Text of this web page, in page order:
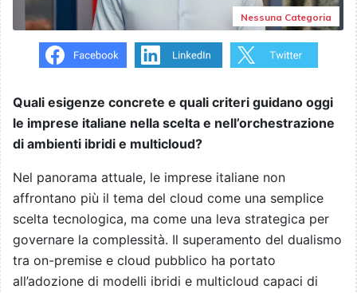
Nessuna Categoria
Quali esigenze concrete e quali criteri guidano oggi
le imprese italiane nella scelta e nell’orchestrazione
di ambienti ibridi e multicloud?
Nel panorama attuale, le imprese italiane non
affrontano più il tema del cloud come una semplice
scelta tecnologica, ma come una leva strategica per
governare la complessità. Il superamento del dualismo
tra on-premise e cloud pubblico ha portato
all’adozione di modelli ibridi e multicloud capaci di